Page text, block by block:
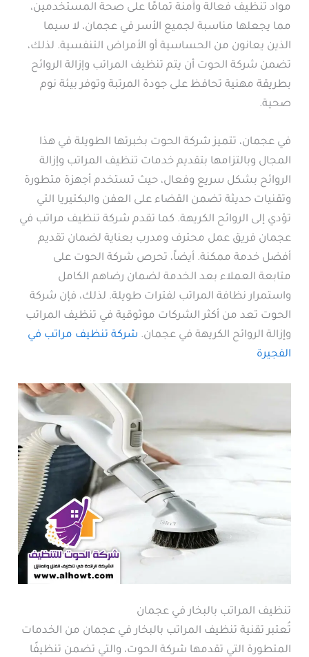
مواد تنظيف فعالة وآمنة تمامًا على صحة المستخدمين،
مما يجعلها مناسبة لجميع الأسر في عجمان، لا سيما
الذين يعانون من الحساسية أو الأمراض التنفسية. لذلك،
تضمن شركة الحوت أن يتم تنظيف المراتب وإزالة الروائح
بطريقة مهنية تحافظ على جودة المرتبة وتوفر بيئة نوم
صحية.
في عجمان، تتميز شركة الحوت بخبرتها الطويلة في هذا
المجال وبالتزامها بتقديم خدمات تنظيف المراتب وإزالة
الروائح بشكل سريع وفعال، حيث تستخدم أجهزة متطورة
وتقنيات حديثة تضمن القضاء على العفن والبكتيريا التي
تؤدي إلى الروائح الكريهة. كما تقدم شركة تنظيف مراتب في
عجمان فريق عمل محترف ومدرب بعناية لضمان تقديم
أفضل خدمة ممكنة. أيضاً، تحرص شركة الحوت على
متابعة العملاء بعد الخدمة لضمان رضاهم الكامل
واستمرار نظافة المراتب لفترات طويلة. لذلك، فإن شركة
الحوت تعد من أكثر الشركات موثوقية في تنظيف المراتب
وإزالة الروائح الكريهة في عجمان. شركة تنظيف مراتب في
الفجيرة
تنظيف المراتب بالبخار في عجمان
تُعتبر تقنية تنظيف المراتب بالبخار في عجمان من الخدمات
المتطورة التي تقدمها شركة الحوت، والتي تضمن تنظيفًا